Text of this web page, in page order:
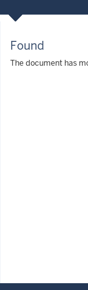
Found
The document has